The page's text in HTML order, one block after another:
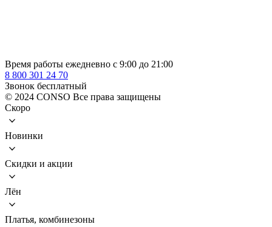
Время работы ежедневно с 9:00 до 21:00
8 800 301 24 70
Звонок бесплатный
© 2024 CONSO Все права защищены
Скоро
Новинки
Скидки и акции
Лён
Платья, комбинезоны